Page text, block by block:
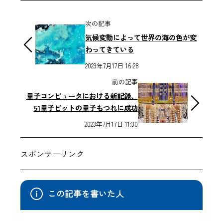
次の記事
気候変動によって世界の海の色が変
わってきている
2023年7月17日 16:28
前の記事
量子コンピュータにおける新記録、
51量子ビットの量子もつれに成功
2023年7月17日 11:30
スポンサーリンク
この記事を書いた人